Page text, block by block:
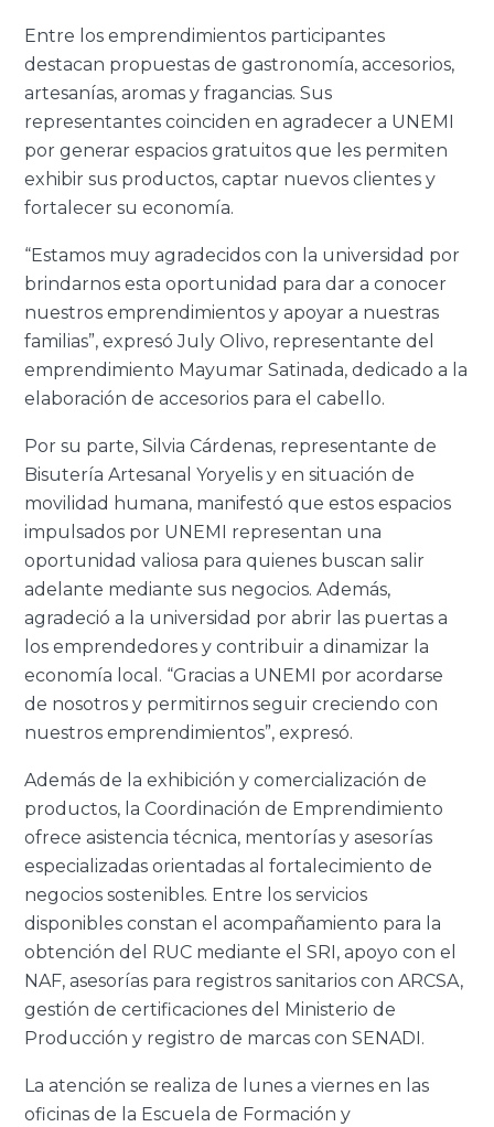
Entre los emprendimientos participantes
destacan propuestas de gastronomía, accesorios,
artesanías, aromas y fragancias. Sus
representantes coinciden en agradecer a UNEMI
por generar espacios gratuitos que les permiten
exhibir sus productos, captar nuevos clientes y
fortalecer su economía.
“Estamos muy agradecidos con la universidad por
brindarnos esta oportunidad para dar a conocer
nuestros emprendimientos y apoyar a nuestras
familias”, expresó July Olivo, representante del
emprendimiento Mayumar Satinada, dedicado a la
elaboración de accesorios para el cabello.
Por su parte, Silvia Cárdenas, representante de
Bisutería Artesanal Yoryelis y en situación de
movilidad humana, manifestó que estos espacios
impulsados por UNEMI representan una
oportunidad valiosa para quienes buscan salir
adelante mediante sus negocios. Además,
agradeció a la universidad por abrir las puertas a
los emprendedores y contribuir a dinamizar la
economía local. “Gracias a UNEMI por acordarse
de nosotros y permitirnos seguir creciendo con
nuestros emprendimientos”, expresó.
Además de la exhibición y comercialización de
productos, la Coordinación de Emprendimiento
ofrece asistencia técnica, mentorías y asesorías
especializadas orientadas al fortalecimiento de
negocios sostenibles. Entre los servicios
disponibles constan el acompañamiento para la
obtención del RUC mediante el SRI, apoyo con el
NAF, asesorías para registros sanitarios con ARCSA,
gestión de certificaciones del Ministerio de
Producción y registro de marcas con SENADI.
La atención se realiza de lunes a viernes en las
oficinas de la Escuela de Formación y